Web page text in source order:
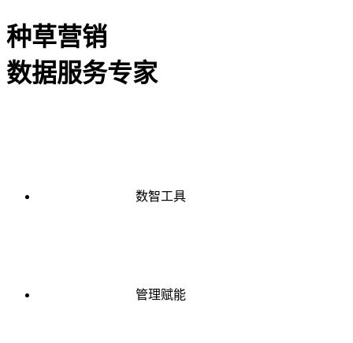
种草营销
数据服务专家
数智工具
管理赋能